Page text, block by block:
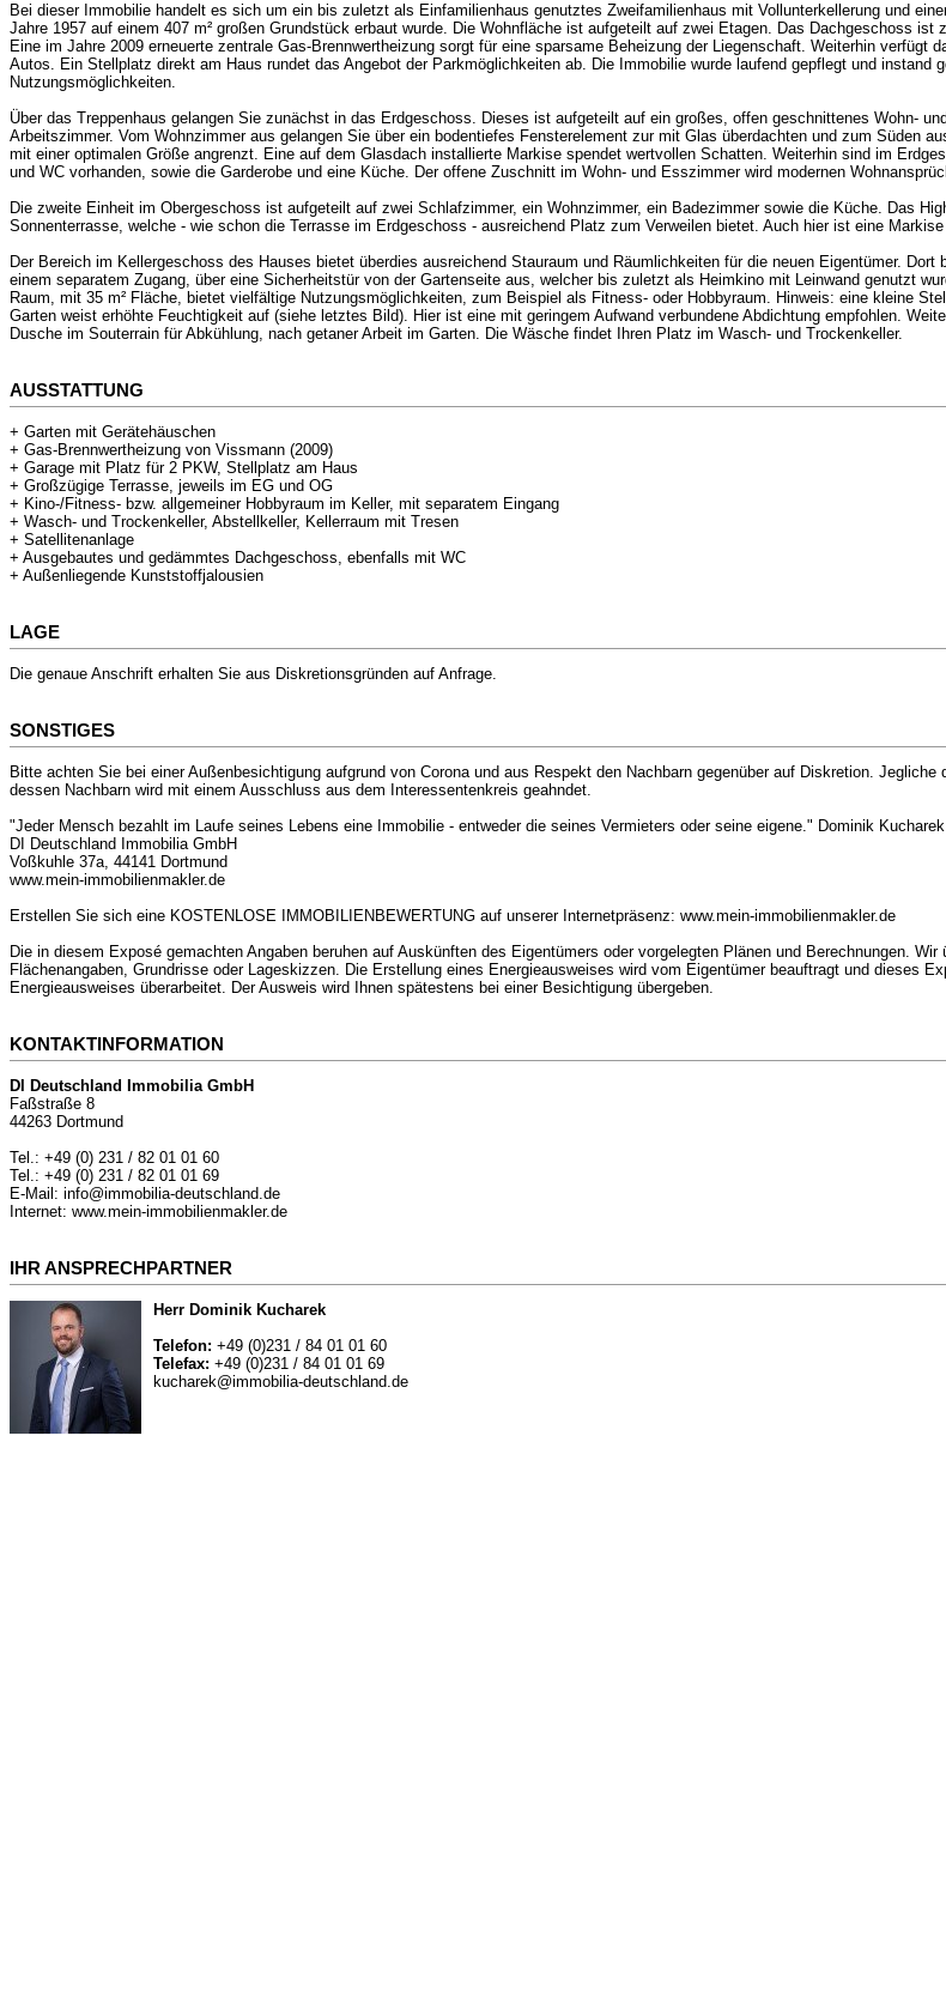
Bei dieser Immobilie handelt es sich um ein bis zuletzt als Einfamilienhaus genutztes Zweifamilienhaus mit Vollunterkellerung und
Jahre 1957 auf einem 407 m² großen Grundstück erbaut wurde. Die Wohnfläche ist aufgeteilt auf zwei Etagen. Das Dachgeschoss
Eine im Jahre 2009 erneuerte zentrale Gas-Brennwertheizung sorgt für eine sparsame Beheizung der Liegenschaft. Weiterhin verfügt
Autos. Ein Stellplatz direkt am Haus rundet das Angebot der Parkmöglichkeiten ab. Die Immobilie wurde laufend gepflegt und instand
Nutzungsmöglichkeiten.
Über das Treppenhaus gelangen Sie zunächst in das Erdgeschoss. Dieses ist aufgeteilt auf ein großes, offen geschnittenes Wohn-
Arbeitszimmer. Vom Wohnzimmer aus gelangen Sie über ein bodentiefes Fensterelement zur mit Glas überdachten und zum Süden
mit einer optimalen Größe angrenzt. Eine auf dem Glasdach installierte Markise spendet wertvollen Schatten. Weiterhin sind im
und WC vorhanden, sowie die Garderobe und eine Küche. Der offene Zuschnitt im Wohn- und Esszimmer wird modernen
Die zweite Einheit im Obergeschoss ist aufgeteilt auf zwei Schlafzimmer, ein Wohnzimmer, ein Badezimmer sowie die Küche. Das
Sonnenterrasse, welche - wie schon die Terrasse im Erdgeschoss - ausreichend Platz zum Verweilen bietet. Auch hier ist eine
Der Bereich im Kellergeschoss des Hauses bietet überdies ausreichend Stauraum und Räumlichkeiten für die neuen Eigentümer.
einem separatem Zugang, über eine Sicherheitstür von der Gartenseite aus, welcher bis zuletzt als Heimkino mit Leinwand genutzt
Raum, mit 35 m² Fläche, bietet vielfältige Nutzungsmöglichkeiten, zum Beispiel als Fitness- oder Hobbyraum. Hinweis: eine kleine
Garten weist erhöhte Feuchtigkeit auf (siehe letztes Bild). Hier ist eine mit geringem Aufwand verbundene Abdichtung empfohlen.
Dusche im Souterrain für Abkühlung, nach getaner Arbeit im Garten. Die Wäsche findet Ihren Platz im Wasch- und Trockenkeller.
AUSSTATTUNG
+ Garten mit Gerätehäuschen
+ Gas-Brennwertheizung von Vissmann (2009)
+ Garage mit Platz für 2 PKW, Stellplatz am Haus
+ Großzügige Terrasse, jeweils im EG und OG
+ Kino-/Fitness- bzw. allgemeiner Hobbyraum im Keller, mit separatem Eingang
+ Wasch- und Trockenkeller, Abstellkeller, Kellerraum mit Tresen
+ Satellitenanlage
+ Ausgebautes und gedämmtes Dachgeschoss, ebenfalls mit WC
+ Außenliegende Kunststoffjalousien
LAGE
Die genaue Anschrift erhalten Sie aus Diskretionsgründen auf Anfrage.
SONSTIGES
Bitte achten Sie bei einer Außenbesichtigung aufgrund von Corona und aus Respekt den Nachbarn gegenüber auf Diskretion.
dessen Nachbarn wird mit einem Ausschluss aus dem Interessentenkreis geahndet.
"Jeder Mensch bezahlt im Laufe seines Lebens eine Immobilie - entweder die seines Vermieters oder seine eigene." Dominik Kucharek
DI Deutschland Immobilia GmbH
Voßkuhle 37a, 44141 Dortmund
www.mein-immobilienmakler.de
Erstellen Sie sich eine KOSTENLOSE IMMOBILIENBEWERTUNG auf unserer Internetpräsenz: www.mein-immobilienmakler.de
Die in diesem Exposé gemachten Angaben beruhen auf Auskünften des Eigentümers oder vorgelegten Plänen und Berechnungen.
Flächenangaben, Grundrisse oder Lageskizzen. Die Erstellung eines Energieausweises wird vom Eigentümer beauftragt und dieses
Energieausweises überarbeitet. Der Ausweis wird Ihnen spätestens bei einer Besichtigung übergeben.
KONTAKTINFORMATION
DI Deutschland Immobilia GmbH
Faßstraße 8
44263 Dortmund
Tel.: +49 (0) 231 / 82 01 01 60
Tel.: +49 (0) 231 / 82 01 01 69
E-Mail: info@immobilia-deutschland.de
Internet: www.mein-immobilienmakler.de
IHR ANSPRECHPARTNER
Herr Dominik Kucharek
Telefon: +49 (0)231 / 84 01 01 60
Telefax: +49 (0)231 / 84 01 01 69
kucharek@immobilia-deutschland.de